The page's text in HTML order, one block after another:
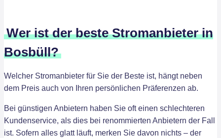
Wer ist der beste Stromanbieter in
Bosbüll?
Welcher Stromanbieter für Sie der Beste ist, hängt neben
dem Preis auch von Ihren persönlichen Präferenzen ab.
Bei günstigen Anbietern haben Sie oft einen schlechteren
Kundenservice, als dies bei renommierten Anbietern der Fall
ist. Sofern alles glatt läuft, merken Sie davon nichts – der